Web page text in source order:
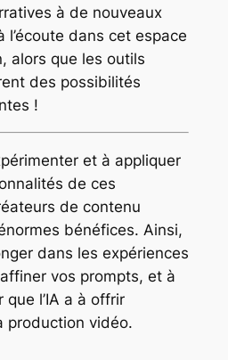
à de nouveaux
l’écoute dans cet espace
alors que les outils
des possibilités
!
et à appliquer
de ces
de contenu
bénéfices. Ainsi,
dans les expériences
vos prompts, et à
l’IA a à offrir
production vidéo.